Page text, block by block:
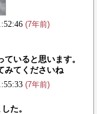
(7年前)
いると思います。
みてくださいね
(7年前)
た。